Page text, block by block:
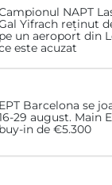
NAPT
Yifrach reținut
pe un aeroport din
este acuzat
EPT Barcelona se
29 august. Main
buy-in de €5.300